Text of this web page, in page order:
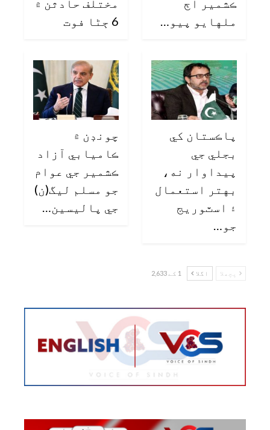
ڪشمير اڄ
ملهايو پيو…
مختلف حادثن ۾
6 ڄڻا فوت
پاڪستان کي
بجلي جي
پيداوار نه،
بهتر استعمال
۽ اسٽوريج
جو…
چونڊن ۾
ڪاميابي آزاد
ڪشمير جي عوام
جو مسلم ليگ(ن)
جي پاليسين…
پچھلا اگلا 1 کے 2,633